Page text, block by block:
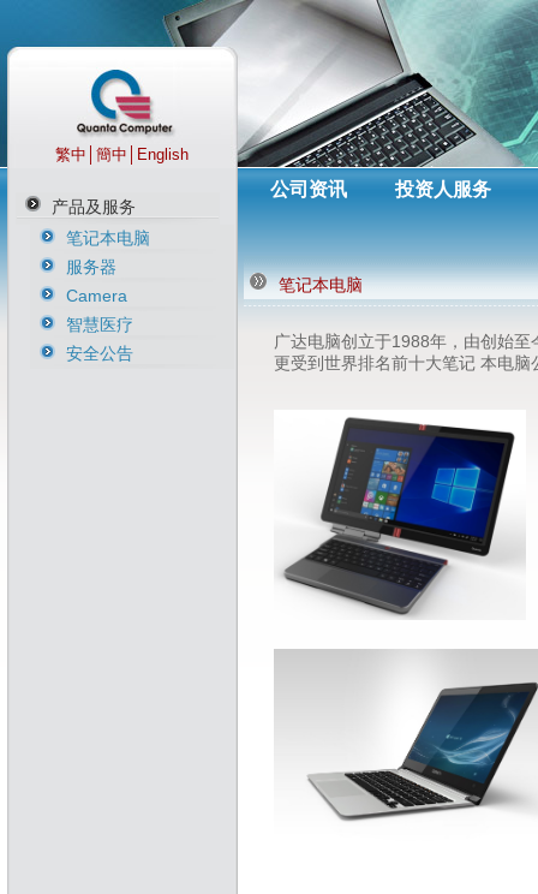
繁中 簡中 English
产品及服务
笔记本电脑
服务器
Camera
智慧医疗
安全公告
公司资讯 投资人服务
笔记本电脑
广达电脑创立于1988年，由创始
更受到世界排名前十大笔记 本电脑